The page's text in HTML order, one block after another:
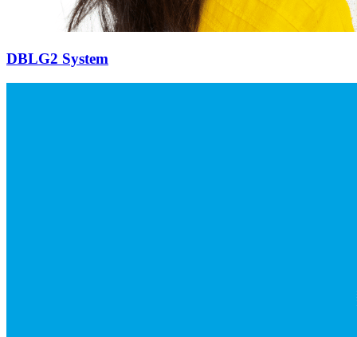
DBLG2 System